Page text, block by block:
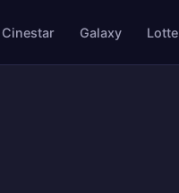
Cinestar Galaxy Lotte